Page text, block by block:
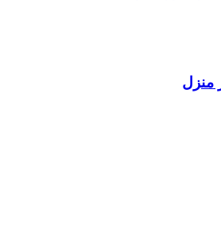
منزل